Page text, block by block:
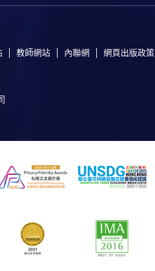
教師網站 內聯網 網頁出版政策